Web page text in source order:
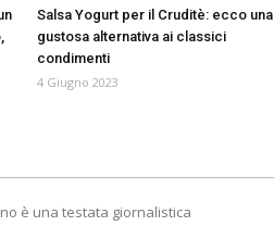
Salsa Yogurt per il Cruditè: ecco una
gustosa alternativa ai classici
condimenti
4 Giugno 2023
è una testata giornalistica